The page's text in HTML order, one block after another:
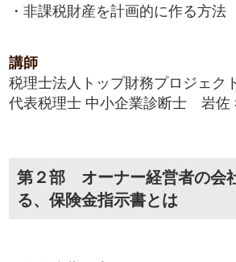
・非課税財産を計画的に作る
講師
税理士法人トップ財務プロジェク
代表税理士 中小企業診断士 岩佐
第２部 オーナー経営者の会
る、保険金指示書とは